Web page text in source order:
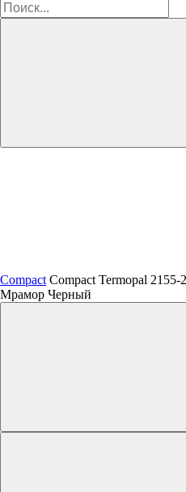
Compact Compact Termopal 2155-
Мрамор Черный